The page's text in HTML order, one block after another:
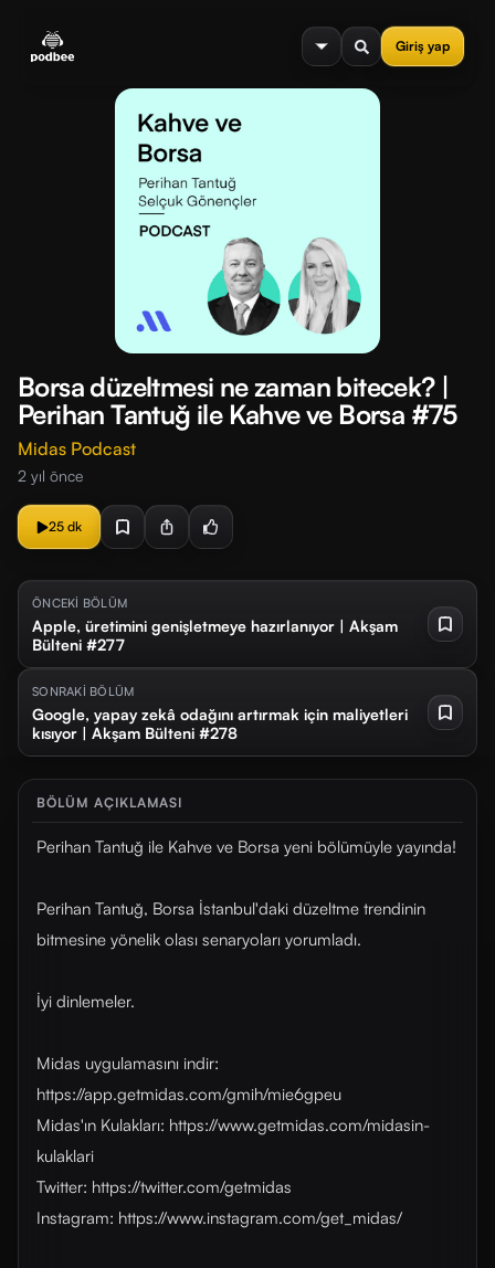
Giriş yap
menu
Borsa düzeltmesi ne zaman bitecek? |
Perihan Tantuğ ile Kahve ve Borsa #75
Midas Podcast
2 yıl önce
25 dk
ÖNCEKİ BÖLÜM
Apple, üretimini genişletmeye hazırlanıyor | Akşam
Bülteni #277
SONRAKİ BÖLÜM
Google, yapay zekâ odağını artırmak için maliyetleri
kısıyor | Akşam Bülteni #278
BÖLÜM AÇIKLAMASI
Perihan Tantuğ ile Kahve ve Borsa yeni bölümüyle yayında!
Perihan Tantuğ, Borsa İstanbul'daki düzeltme trendinin
bitmesine yönelik olası senaryoları yorumladı.
İyi dinlemeler.
Midas uygulamasını indir:
https://app.getmidas.com/gmih/mie6gpeu
Midas'ın Kulakları: https://www.getmidas.com/midasin-
kulaklari
Twitter: https://twitter.com/getmidas
Instagram: https://www.instagram.com/get_midas/